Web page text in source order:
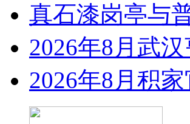
真石漆岗亭与
2026年8月武
2026年8月积